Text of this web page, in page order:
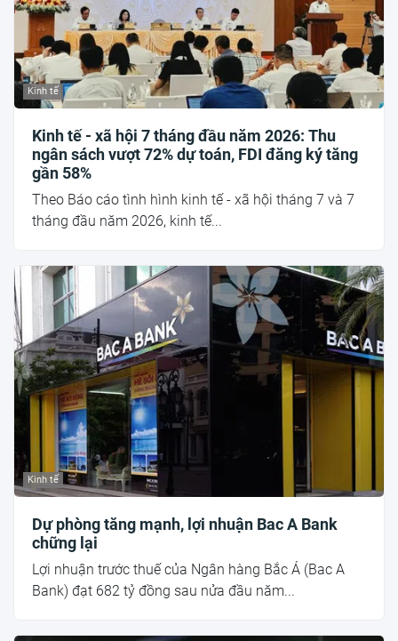
Kinh tế
Kinh tế - xã hội 7 tháng đầu năm 2026: Thu
ngân sách vượt 72% dự toán, FDI đăng ký tăng
gần 58%
Theo Báo cáo tình hình kinh tế - xã hội tháng 7 và 7
tháng đầu năm 2026, kinh tế...
Kinh tế
Dự phòng tăng mạnh, lợi nhuận Bac A Bank
chững lại
Lợi nhuận trước thuế của Ngân hàng Bắc Á (Bac A
Bank) đạt 682 tỷ đồng sau nửa đầu năm...